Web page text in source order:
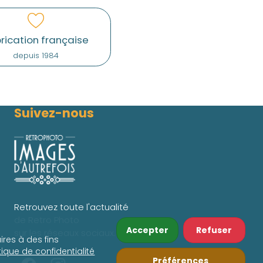
à des fins
de confidentialité
Accepter Refuser
Préférences
française
depuis 1984
Suivez-nous
Retrouvez toute l'actualité